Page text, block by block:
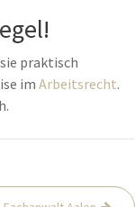
praktisch
imArbeitsrecht.